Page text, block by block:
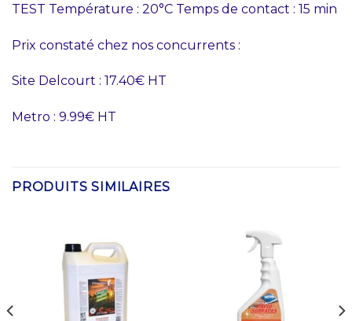
TEST Température : 20°C Temps de contact : 15 min
Prix constaté chez nos concurrents :
Site Delcourt : 17.40€ HT
Metro : 9.99€ HT
PRODUITS SIMILAIRES